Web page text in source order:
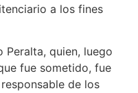
a los fines
quien, luego
fue sometido, fue
de los